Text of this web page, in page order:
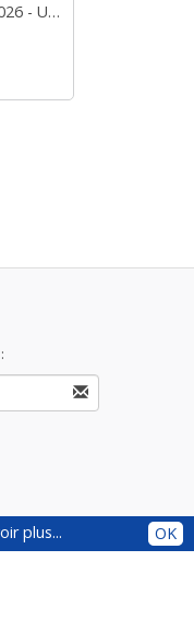
Festival Déodat de Séverac 2026 - UNE SOIRÉE CHEZ LES GODEBSKI
OK
plus...